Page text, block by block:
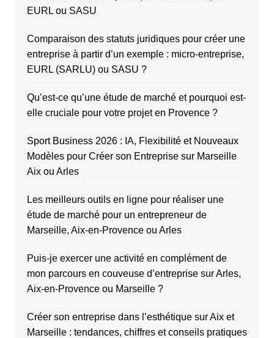
EURL ou SASU
Comparaison des statuts juridiques pour créer une
entreprise à partir d’un exemple : micro-entreprise,
EURL (SARLU) ou SASU ?
Qu’est-ce qu’une étude de marché et pourquoi est-
elle cruciale pour votre projet en Provence ?
Sport Business 2026 : IA, Flexibilité et Nouveaux
Modèles pour Créer son Entreprise sur Marseille
Aix ou Arles
Les meilleurs outils en ligne pour réaliser une
étude de marché pour un entrepreneur de
Marseille, Aix-en-Provence ou Arles
Puis-je exercer une activité en complément de
mon parcours en couveuse d’entreprise sur Arles,
Aix-en-Provence ou Marseille ?
Créer son entreprise dans l’esthétique sur Aix et
Marseille : tendances, chiffres et conseils pratiques